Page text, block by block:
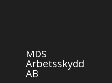
MDS
Arbetsskydd
AB